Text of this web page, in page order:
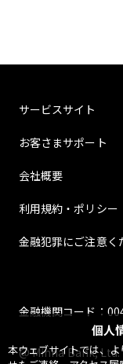
個人
本ウェブサイトでは、
サービスサイト
お客さまサポート
会社概要
利用規約・ポリシー
金融犯罪にご注意く
金融機関コード：
@ Minna Bank, Ltd.